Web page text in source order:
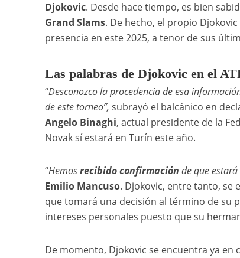
Djokovic. Desde hace tiempo, es bien
Grand Slams. De hecho, el propio
presencia en este 2025, a tenor de sus
Las palabras de Djokovic en el
“Desconozco la procedencia de esa
de este torneo”, subrayó el balcánico en
Angelo Binaghi, actual presidente de la
Novak sí estará en Turín este año.
“Hemosrecibido confirmación de que estará
Emilio Mancuso. Djokovic, entre tanto, se
que tomará una decisión al término de su
intereses personales puesto que su
De momento, Djokovic se encuentra ya en